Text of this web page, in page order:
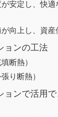
安定し、快適
向上し、資産
ョンの工法
断熱）
り断熱）
ョンで活用